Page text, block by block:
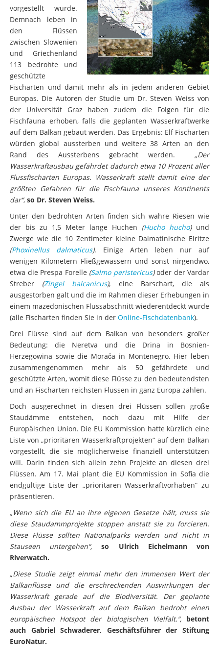
Demnach leben in
den Flüssen
zwischen Slowenien
und Griechenland
113 bedrohte und
geschützte
Fischarten und damit mehr als in jedem anderen Gebiet
Europas. Die Autoren der Studie um Dr. Steven Weiss von
der Universität Graz haben zudem die Folgen für die
Fischfauna erhoben, falls die geplanten Wasserkraftwerke
auf dem Balkan gebaut werden. Das Ergebnis: Elf Fischarten
würden global aussterben und weitere 38 Arten an den
Rand des Aussterbens gebracht werden. „Der
Wasserkraftausbau gefährdet dadurch etwa 10 Prozent aller
Flussfischarten Europas. Wasserkraft stellt damit eine der
größten Gefahren für die Fischfauna unseres Kontinents
dar“,so Dr. Steven Weiss.
Unter den bedrohten Arten finden sich wahre Riesen wie
der bis zu 1,5 Meter lange Huchen(Hucho hucho)und
Zwerge wie die 10 Zentimeter kleine Dalmatinische Elritze
(Phoxinellus dalmaticus). Einige Arten leben nur auf
wenigen Kilometern Fließgewässern und sonst nirgendwo,
etwa die Prespa Forelle(Salmo peristericus)oder der Vardar
Streber(Zingel balcanicus), eine Barschart, die als
ausgestorben galt und die im Rahmen dieser Erhebungen in
einem mazedonischen Flussabschnitt wiederentdeckt wurde
(alle Fischarten finden Sie in derOnline-Fischdatenbank).
Drei Flüsse sind auf dem Balkan von besonders großer
Bedeutung: die Neretva und die Drina in Bosnien-
Herzegowina sowie die Morača in Montenegro. Hier leben
zusammengenommen mehr als 50 gefährdete und
geschützte Arten, womit diese Flüsse zu den bedeutendsten
und an Fischarten reichsten Flüssen in ganz Europa zählen.
Doch ausgerechnet in diesen drei Flüssen sollen große
Staudämme entstehen, noch dazu mit Hilfe der
Europäischen Union. Die EU Kommission hatte kürzlich eine
Liste von „prioritären Wasserkraftprojekten“ auf dem Balkan
vorgestellt, die sie möglicherweise finanziell unterstützen
will. Darin finden sich allein zehn Projekte an diesen drei
Flüssen. Am 17. Mai plant die EU Kommission in Sofia die
endgültige Liste der „prioritären Wasserkraftvorhaben“ zu
präsentieren.
„Wenn sich die EU an ihre eigenen Gesetze hält, muss sie
diese Staudammprojekte stoppen anstatt sie zu forcieren.
Diese Flüsse sollten Nationalparks werden und nicht in
Stauseen untergehen“,
so Ulrich Eichelmann von
Riverwatch.
„Diese Studie zeigt einmal mehr den immensen Wert der
Balkanflüsse und die erschreckenden Auswirkungen der
Wasserkraft gerade auf die Biodiversität. Der geplante
Ausbau der Wasserkraft auf dem Balkan bedroht einen
europäischen Hotspot der biologischen Vielfalt.“,betont
auch Gabriel Schwaderer, Geschäftsführer der Stiftung
EuroNatur.
Die Fischstudie